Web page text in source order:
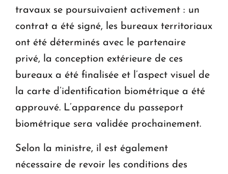
travaux se poursuivaient activement : un
contrat a été signé, les bureaux territoriaux
ont été déterminés avec le partenaire
privé, la conception extérieure de ces
bureaux a été finalisée et l’aspect visuel de
la carte d’identification biométrique a été
approuvé. L’apparence du passeport
biométrique sera validée prochainement.
Selon la ministre, il est également
nécessaire de revoir les conditions des